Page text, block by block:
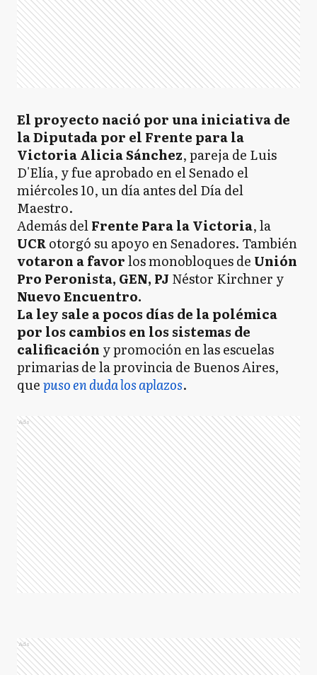
El proyecto nació por una iniciativa de
la Diputada por el Frente para la
Victoria Alicia Sánchez, pareja de Luis
D'Elía, y fue aprobado en el Senado el
miércoles 10, un día antes del Día del
Maestro.
Además delFrente Para la Victoria, la
UCRotorgó su apoyo en Senadores. También
votaron a favorlos monobloques de Unión
Pro Peronista, GEN, PJ Néstor Kirchner y
Nuevo Encuentro.
La ley sale a pocos días de la polémica
por los cambios en los sistemas de
calificación y promoción en las escuelas
primarias de la provincia de Buenos Aires,
quepuso en duda los aplazos.
Ads
Ads